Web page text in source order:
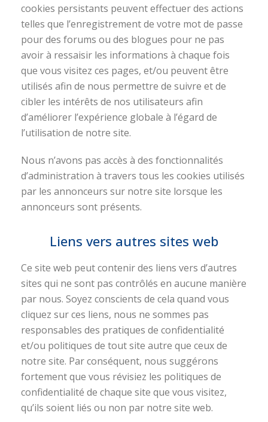
cookies persistants peuvent effectuer des actions
telles que l’enregistrement de votre mot de passe
pour des forums ou des blogues pour ne pas
avoir à ressaisir les informations à chaque fois
que vous visitez ces pages, et/ou peuvent être
utilisés afin de nous permettre de suivre et de
cibler les intérêts de nos utilisateurs afin
d’améliorer l’expérience globale à l’égard de
l’utilisation de notre site.
Nous n’avons pas accès à des fonctionnalités
d’administration à travers tous les cookies utilisés
par les annonceurs sur notre site lorsque les
annonceurs sont présents.
Liens vers autres sites web
Ce site web peut contenir des liens vers d’autres
sites qui ne sont pas contrôlés en aucune manière
par nous. Soyez conscients de cela quand vous
cliquez sur ces liens, nous ne sommes pas
responsables des pratiques de confidentialité
et/ou politiques de tout site autre que ceux de
notre site. Par conséquent, nous suggérons
fortement que vous révisiez les politiques de
confidentialité de chaque site que vous visitez,
qu’ils soient liés ou non par notre site web.